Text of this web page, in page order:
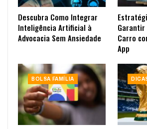
Descubra Como Integrar
Inteligência Artificial à
Advocacia Sem Ansiedade
Garantir
Carro
App
BOLSA FAMÍLIA